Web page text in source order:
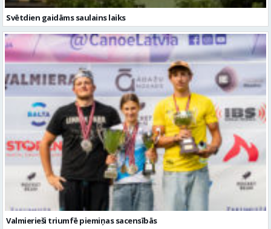
Svētdien gaidāms saulains laiks
Valmierieši triumfē piemiņas sacensībās